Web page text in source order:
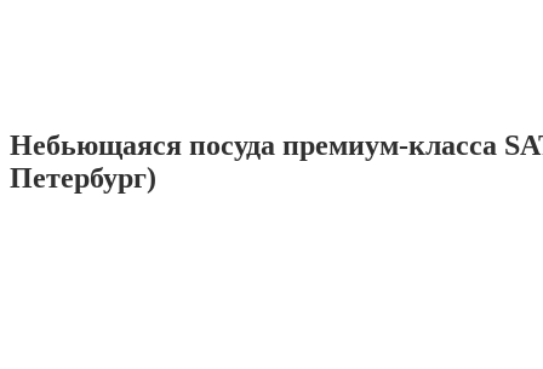
Небьющаяся посуда премиум-класса
Петербург)